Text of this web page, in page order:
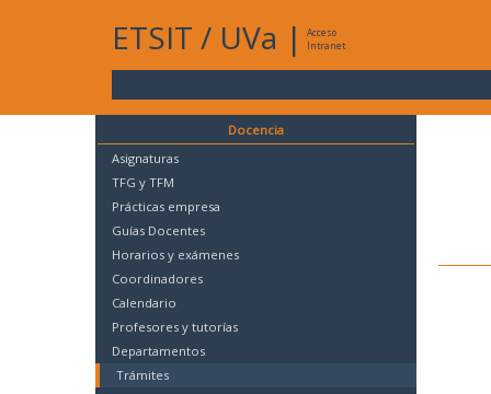
ETSIT / UVa |
Acceso
Intranet
Docencia
Asignaturas
TFG y TFM
Prácticas empresa
Guías Docentes
Horarios y exámenes
Coordinadores
Calendario
Profesores y tutorías
Departamentos
Trámites